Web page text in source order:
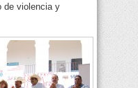
de violencia y